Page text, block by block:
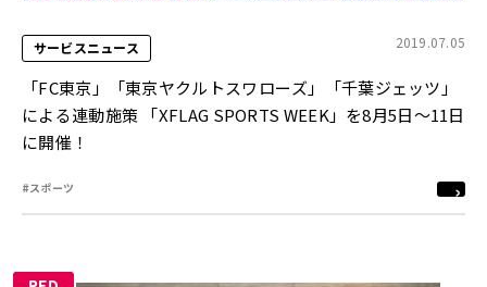
サービスニュース 2019.07.05
「FC東京」「東京ヤクルトスワローズ」「千葉ジェッツ」
による連動施策 「XFLAG SPORTS WEEK」を8月5日～11日
に開催！
#スポーツ